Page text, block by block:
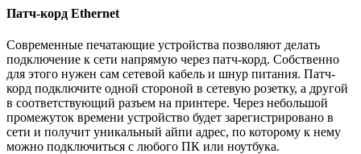
Патч-корд Ethernet
Современные печатающие устройства позволяют делать
подключение к сети напрямую через патч-корд. Собственно
для этого нужен сам сетевой кабель и шнур питания. Патч-
корд подключите одной стороной в сетевую розетку, а другой
в соответствующий разъем на принтере. Через небольшой
промежуток времени устройство будет зарегистрировано в
сети и получит уникальный айпи адрес, по которому к нему
можно подключиться с любого ПК или ноутбука.